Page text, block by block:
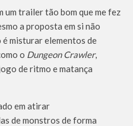
um trailer tão bom que me fez
a proposta em si não
misturar elementos de
o Dungeon Crawler,
de ritmo e matança
em atirar
de monstros de forma